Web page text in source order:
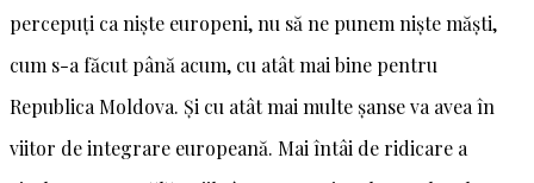
percepuți ca niște europeni, nu să ne punem niște măști,
cum s-a făcut până acum, cu atât mai bine pentru
Republica Moldova. Și cu atât mai multe șanse va avea în
viitor de integrare europeană. Mai întâi de ridicare a